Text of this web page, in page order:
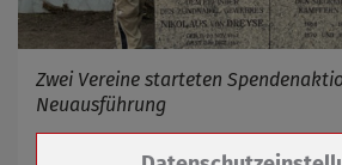
Zwei Vereine starteten
Neuausführung
Zum Betrieb der Seite